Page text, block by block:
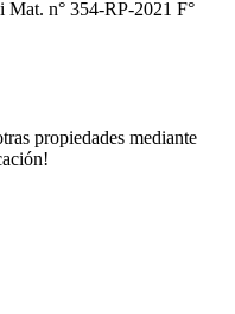
n° 354-RP-2021 F°
propiedades mediante